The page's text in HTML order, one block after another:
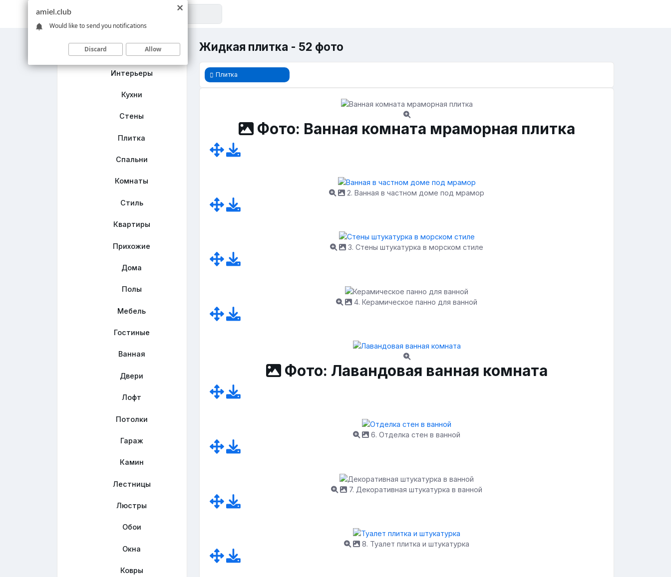
Главная
Интерьеры
Кухни
Стены
Плитка
Спальни
Комнаты
Стиль
Квартиры
Прихожие
Дома
Полы
Мебель
Гостиные
Ванная
Двери
Лофт
Потолки
Гараж
Камин
Лестницы
Люстры
Обои
Окна
Ковры
Жидкая плитка - 52 фото
Плитка
Фото: Ванная комната мраморная плитка
2. Ванная в частном доме под мрамор
3. Стены штукатурка в морском стиле
4. Керамическое панно для ванной
Фото: Лавандовая ванная комната
6. Отделка стен в ванной
7. Декоративная штукатурка в ванной
8. Туалет плитка и штукатурка
amiel.club
Would like to send you notifications
Discard Allow